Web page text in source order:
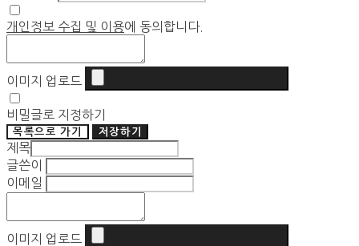
개인정보 수집 및 이용에 동의합니다.
이미지 업로드
비밀글로 지정하기
목록으로 가기 저장하기
제목
글쓴이
이메일
이미지 업로드